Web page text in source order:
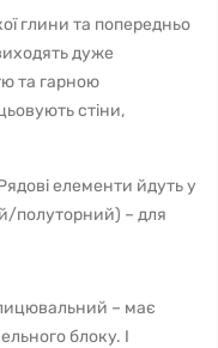
глини та попередньо
дуже
та гарною
стіни,
елементи йдуть у
полуторний) – для
– має
блоку. І